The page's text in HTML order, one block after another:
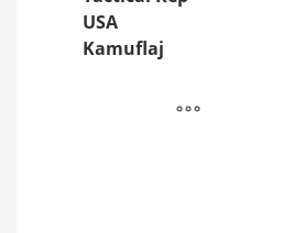
USA
Kamuflaj